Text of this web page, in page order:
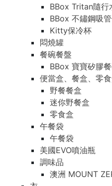
BBox Tritan隨
BBox 不鏽鋼吸
Kitty保冷杯
悶燒罐
餐碗餐盤
BBox 寶寶矽膠
便當盒、餐盒、零
野餐餐盒
迷你野餐盒
零食盒
午餐袋
午餐袋
美國EVO噴油瓶
調味品
澳洲 MOUNT